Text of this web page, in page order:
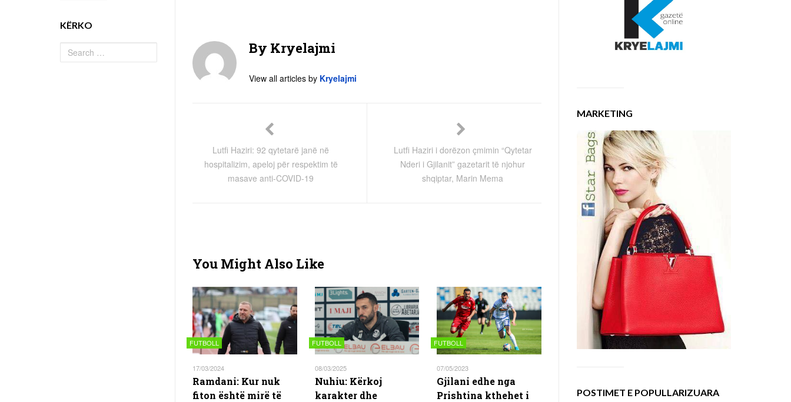
By Kryelajmi
View all articles by Kryelajmi
Lutfi Haziri: 92 qytetarë janë në
hospitalizim, apeloj për respektim të
masave anti-COVID-19
Lutfi Haziri i dorëzon çmimin “Qytetar
Nderi i Gjilanit” gazetarit të njohur
shqiptar, Marin Mema
You Might Also Like
FUTBOLL
17/03/2024
Ramdani: Kur nuk
fiton është mirë të
FUTBOLL
08/03/2025
Nuhiu: Kërkoj
karakter dhe
FUTBOLL
07/05/2023
Gjilani edhe nga
Prishtina kthehet i
MARKETING
POSTIMET E POPULLARIZUARA
KËRKO